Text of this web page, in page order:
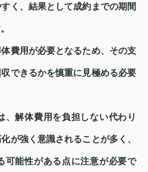
く、結果として成約までの期間
費用が必要となるため、その支
できるかを慎重に見極める必要
、解体費用を負担しない代わり
が強く意識されることが多く、
可能性がある点に注意が必要で